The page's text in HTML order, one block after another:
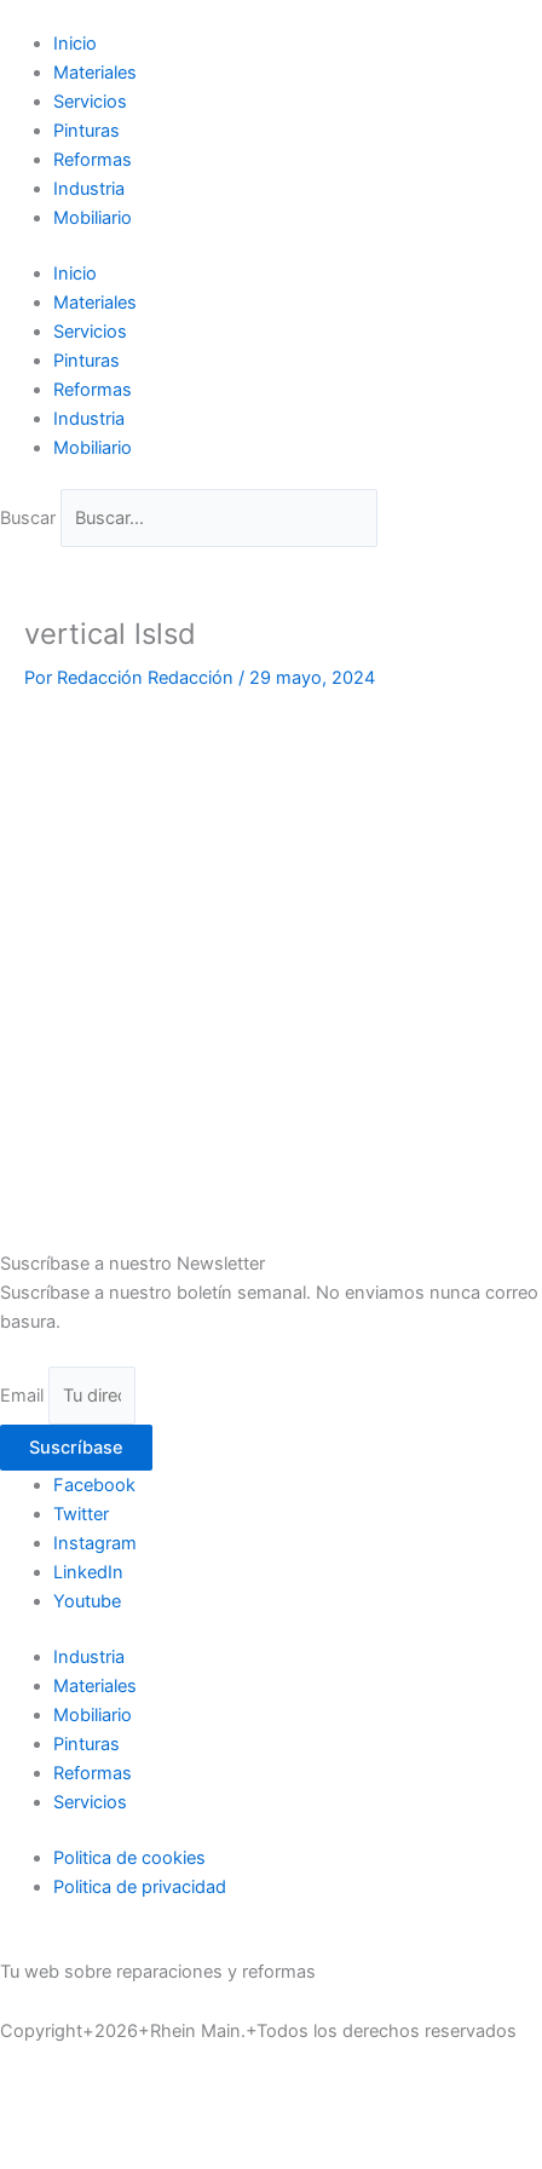
contenido
Inicio
Materiales
Servicios
Pinturas
Reformas
Industria
Mobiliario
Inicio
Materiales
Servicios
Pinturas
Reformas
Industria
Mobiliario
Buscar
vertical lslsd
Por Redacción Redacción / 29 mayo, 2024
Suscríbase a nuestro Newsletter
Suscríbase a nuestro boletín semanal. No enviamos nunca correo
basura.
Email
Suscríbase
Facebook
Twitter
Instagram
LinkedIn
Youtube
Industria
Materiales
Mobiliario
Pinturas
Reformas
Servicios
Politica de cookies
Politica de privacidad
Tu web sobre reparaciones y reformas
Copyright+2026+Rhein Main.+Todos los derechos reservados